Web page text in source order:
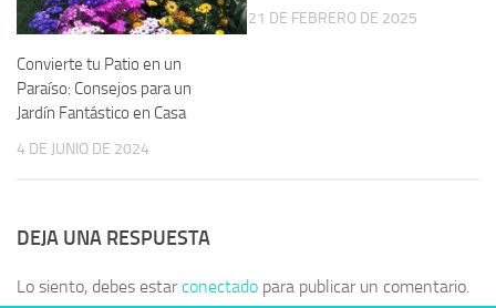
Convierte tu Patio en un
Paraíso: Consejos para un
Jardín Fantástico en Casa
4 DE JUNIO DE 2024
21 DE FEBRERO DE 2025
DEJA UNA RESPUESTA
Lo siento, debes estarconectado para publicar un comentario.